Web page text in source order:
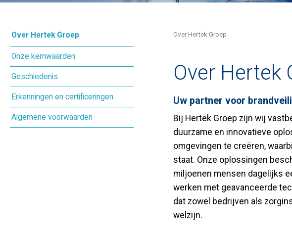
Over Hertek Groep
Onze kernwaarden
Geschiedenis
Erkenningen en certificeringen
Algemene voorwaarden
Over Hertek Groep
Over Hertek
Uw partner voor
Bij Hertek Groep zijn wij
duurzame en innovatieve
omgevingen te creëren,
staat. Onze oplossingen
miljoenen mensen dagelijks
werken met geavanceerde
dat zowel bedrijven als
welzijn.